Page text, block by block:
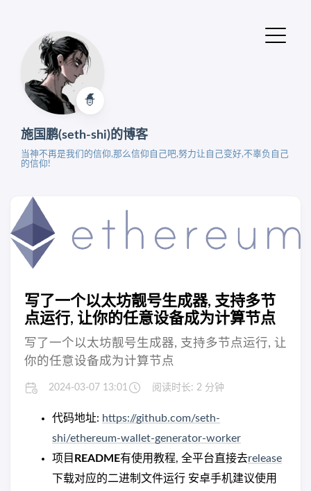
🧙‍
施国鹏(seth-shi)的博客
当神不再是我们的信仰,那么信仰自己吧,努力让自己变好,不辜负自己
的信仰!
写了一个以太坊靓号生成器, 支持多节
点运行, 让你的任意设备成为计算节点
写了一个以太坊靓号生成器, 支持多节点运行, 让
你的任意设备成为计算节点
2024-03-07 13:01 阅读时长: 2 分钟
代码地址: https://github.com/seth-
shi/ethereum-wallet-generator-worker
项目 README有使用教程, 全平台直接去release
下载对应的二进制文件运行 安卓手机建议使用